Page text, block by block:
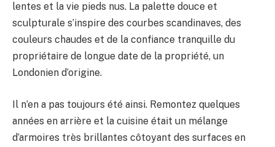
lentes et la vie pieds nus. La palette douce et
sculpturale s’inspire des courbes scandinaves, des
couleurs chaudes et de la confiance tranquille du
propriétaire de longue date de la propriété, un
Londonien d’origine.
Il n’en a pas toujours été ainsi. Remontez quelques
années en arrière et la cuisine était un mélange
d’armoires très brillantes côtoyant des surfaces en